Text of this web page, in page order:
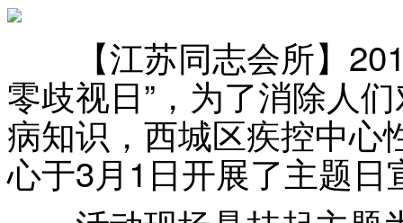
【江苏同志会所】
零歧视日”，为了消除人
病知识，西城区疾控中心
心于3月1日开展了主题日